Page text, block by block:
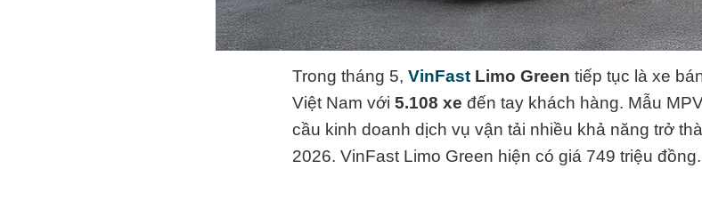
Trong tháng 5, VinFast Limo Green tiếp tục là xe
Việt Nam với 5.108 xe đến tay khách hàng. Mẫu
cầu kinh doanh dịch vụ vận tải nhiều khả năng trở
2026. VinFast Limo Green hiện có giá 749 triệu